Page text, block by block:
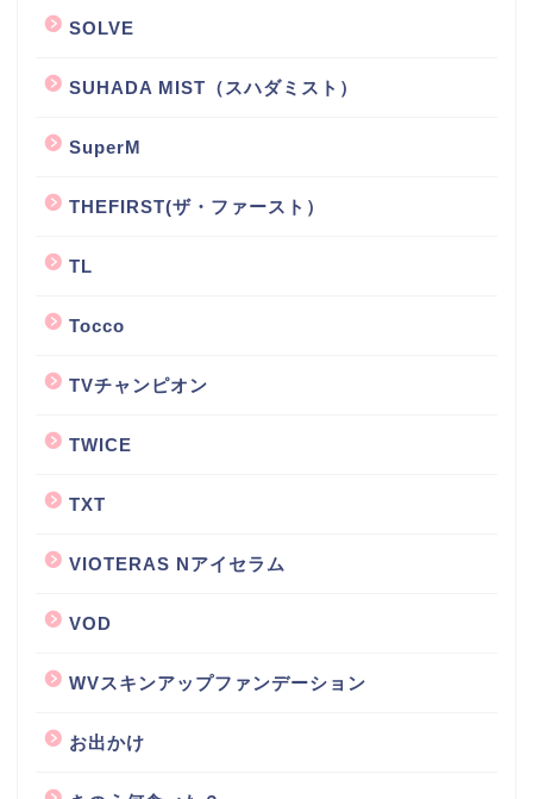
SOLVE
SUHADA MIST（スハダミスト）
SuperM
THEFIRST(ザ・ファースト）
TL
Tocco
TVチャンピオン
TWICE
TXT
VIOTERAS Nアイセラム
VOD
WVスキンアップファンデーション
お出かけ